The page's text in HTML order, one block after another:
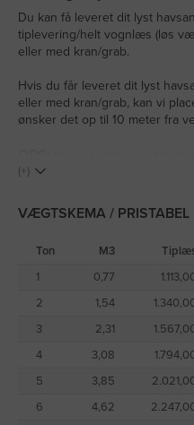
Du kan få leveret dit lyst
tiplevering/helt vognlæs (løs
eller med kran/grab.
Hvis du får leveret dit lyst
eller med kran/grab, kan vi
ønsker det op til 10 meter fra
havneudvidelser o.lign., og vi
lig normalt havsand, da det
havsand uden større sten, kan
strandplanter her
(+)
VÆGTSKEMA / PRISTABEL
Ton M3
1
0,77
2
1,54
3
2,31
4
3,08
5
3,85
6
4,62